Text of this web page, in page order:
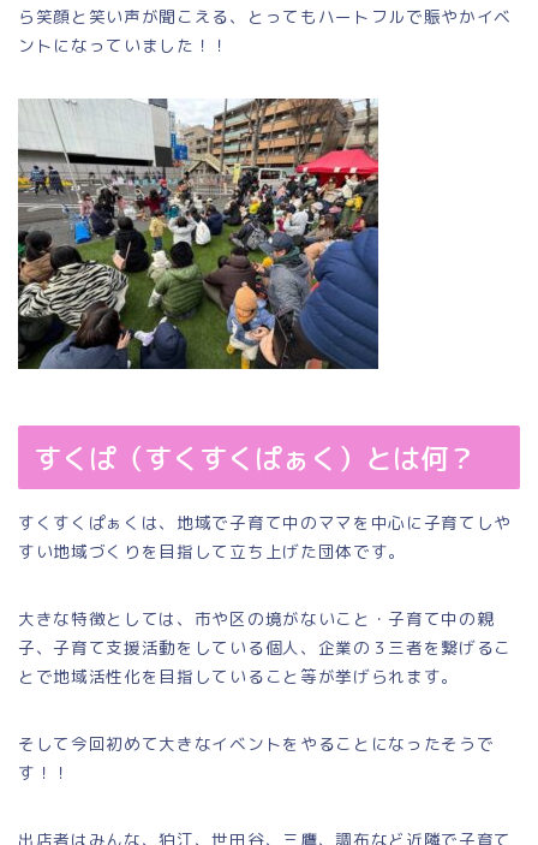
ら笑顔と笑い声が聞こえる、とってもハートフルで賑やかイベ
ントになっていました！！
すくぱ（すくすくぱぁく）とは何？
すくすくぱぁくは、地域で子育て中のママを中心に子育てしや
すい地域づくりを目指して立ち上げた団体です。
大きな特徴としては、市や区の境がないこと・子育て中の親
子、子育て支援活動をしている個人、企業の３三者を繋げるこ
とで地域活性化を目指していること等が挙げられます。
そして今回初めて大きなイベントをやることになったそうで
す！！
出店者はみんな、狛江、世田谷、三鷹、調布など近隣で子育て